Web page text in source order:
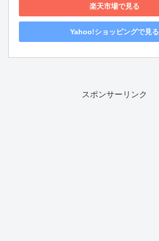
楽天市場で見る
Yahoo!ショッピングで見る
スポンサーリンク